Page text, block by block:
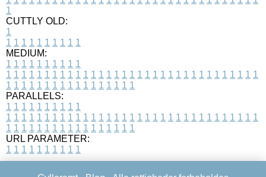
1
CUTTLY OLD:
1
1 1 1 1 1 1 1 1 1 1
MEDIUM:
1 1 1 1 1 1 1 1 1 1
1 1 1 1 1 1 1 1 1 1 1 1 1 1 1 1 1 1 1 1 1 1 1 1 1 1 1 1 1 1 1 1 1
1 1 1 1 1 1 1 1 1 1 1 1 1 1 1 1 1
PARALLELS:
1 1 1 1 1 1 1 1 1 1
1 1 1 1 1 1 1 1 1 1 1 1 1 1 1 1 1 1 1 1 1 1 1 1 1 1 1 1 1 1 1 1 1
1 1 1 1 1 1 1 1 1 1 1 1 1 1 1 1 1
URL PARAMETER:
1 1 1 1 1 1 1 1 1 1